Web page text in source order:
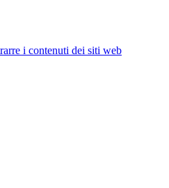
i contenuti dei siti web